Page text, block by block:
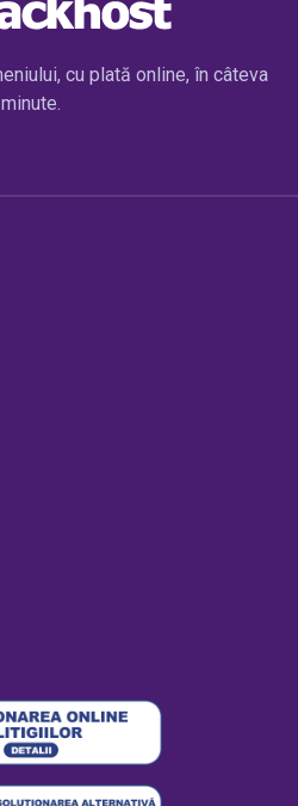
cu plată online, în câteva
minute.